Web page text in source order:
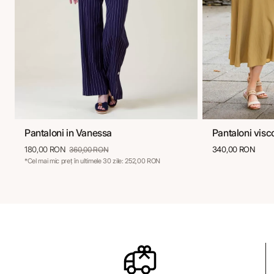
36 38 40
Pantaloni in Vanessa
180,00 RON 360,00 RON
*Cel mai mic preț în ultimele 30 zile: 252,00 RON
36 38
Pantaloni
340,00 RON